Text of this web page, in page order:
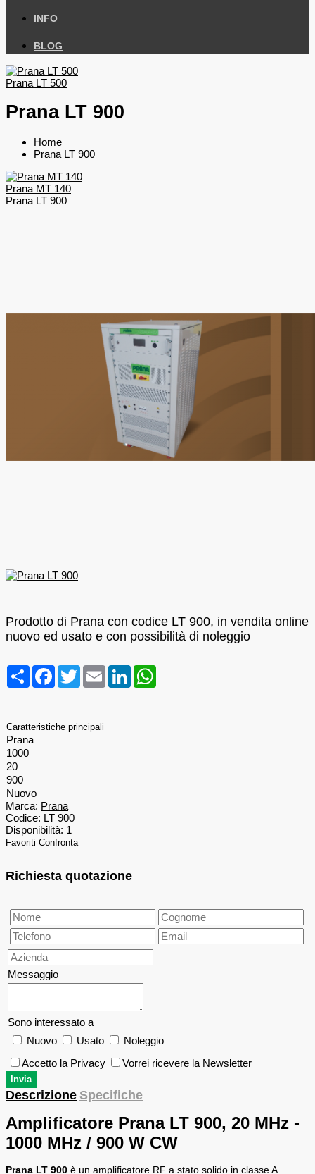
INFO
BLOG
Prana LT 500
Prana LT 900
Home
Prana LT 900
Prana MT 140
Prana LT 900
Prodotto di Prana con codice LT 900, in vendita online
nuovo ed usato e con possibilità di noleggio
CondividiFacebook
TwitterEmail LinkedIn
Caratteristiche principali
Prana
1000
20
900
Nuovo
Marca: Prana
Codice: LT 900
Disponibilità: 1
Favoriti Confronta
Richiesta quotazione
Messaggio
Sono interessato a
Nuovo
Usato
Noleggio
Accetto la Privacy
Vorrei ricevere la Newsletter
Descrizione Specifiche
Amplificatore Prana LT 900, 20 MHz -
1000 MHz / 900 W CW
Prana LT 900 è un amplificatore RF a stato solido in classe A